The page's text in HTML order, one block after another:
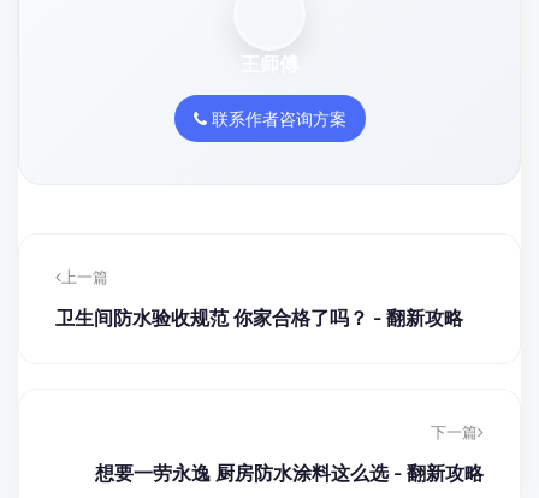
王师傅
联系作者咨询方案
上一篇
卫生间防水验收规范 你家合格了吗？ - 翻新攻略
下一篇
想要一劳永逸 厨房防水涂料这么选 - 翻新攻略